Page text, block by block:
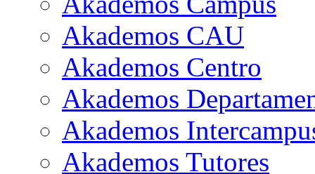
Akademos CAU
Akademos Centro
Akademos
Akademos
Akademos Tutores